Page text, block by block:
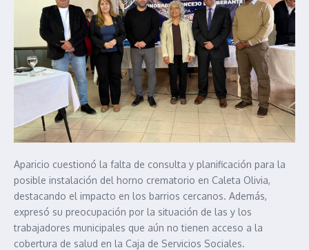
Aparicio cuestionó la falta de consulta y planificación para la
posible instalación del horno crematorio en Caleta Olivia,
destacando el impacto en los barrios cercanos. Además,
expresó su preocupación por la situación de las y los
trabajadores municipales que aún no tienen acceso a la
cobertura de salud en la Caja de Servicios Sociales.